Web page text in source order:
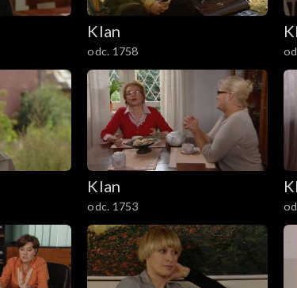
Klan
odc. 1758
Klan
odc. 1753